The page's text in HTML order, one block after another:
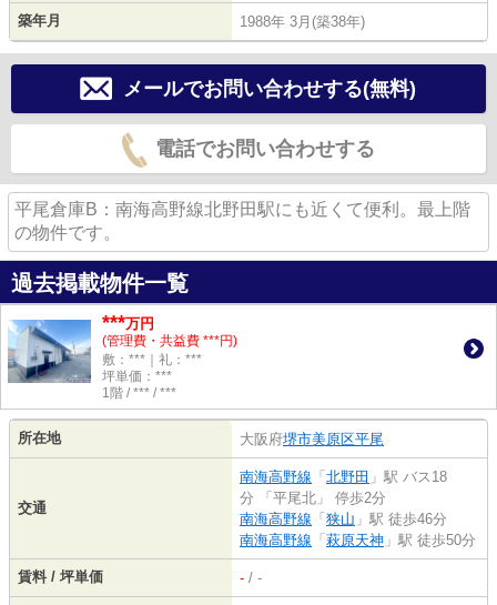
築年月 1988年 3月(築38年)
メールでお問い合わせする(無料)
電話でお問い合わせする
平尾倉庫B：南海高野線北野田駅にも近くて便利。最上階
の物件です。
過去掲載物件一覧
***万円
(管理費・共益費 ***円)
敷：***｜礼：***
坪単価：***
1階 / *** / ***
所在地 大阪府堺市美原区平尾
交通
南海高野線 「 北野田 」駅 バス18
分 「平尾北」 停歩2分
南海高野線 「 狭山 」駅 徒歩46分
南海高野線 「 萩原天神 」駅 徒歩50分
賃料 / 坪単価 - / -